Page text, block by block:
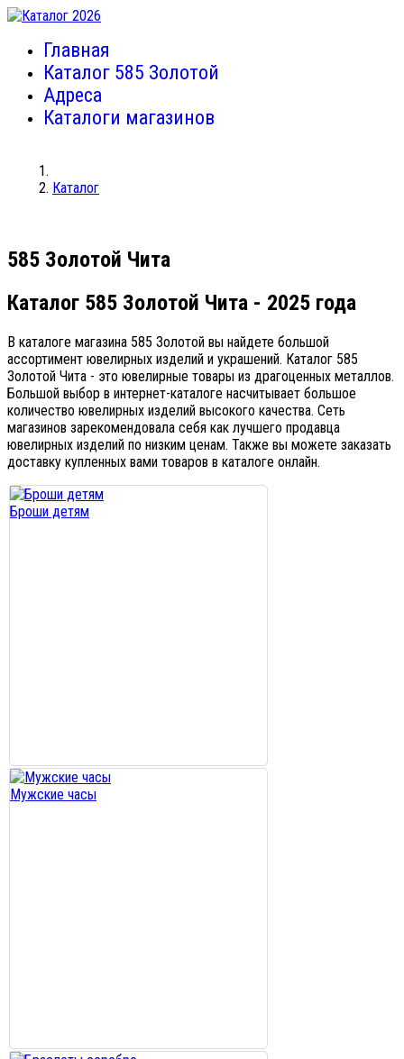
Главная
Каталог 585 Золотой
Адреса
Каталоги магазинов
Каталог
585 Золотой Чита
Каталог 585 Золотой Чита - 2025 года
В каталоге магазина 585 Золотой вы найдете большой
ассортимент ювелирных изделий и украшений. Каталог 585
Золотой Чита - это ювелирные товары из драгоценных металлов.
Большой выбор в интернет-каталоге насчитывает большое
количество ювелирных изделий высокого качества. Сеть
магазинов зарекомендовала себя как лучшего продавца
ювелирных изделий по низким ценам. Также вы можете заказать
доставку купленных вами товаров в каталоге онлайн.
Броши детям
Мужские часы